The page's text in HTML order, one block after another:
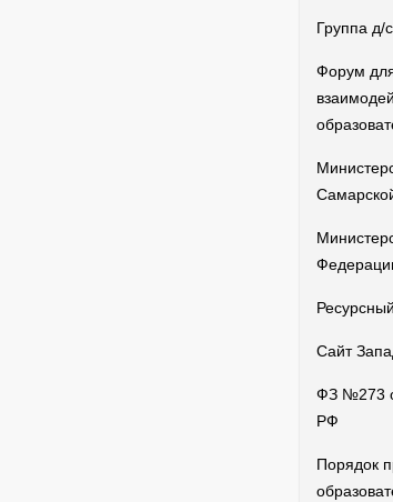
Группа д/
Форум
Сайт
ФЗ №273
РФ
Порядок